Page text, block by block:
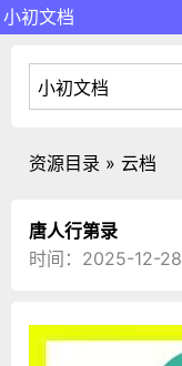
小初文档
资源目录 » 云档
唐人行第录
时间：2025-12-28